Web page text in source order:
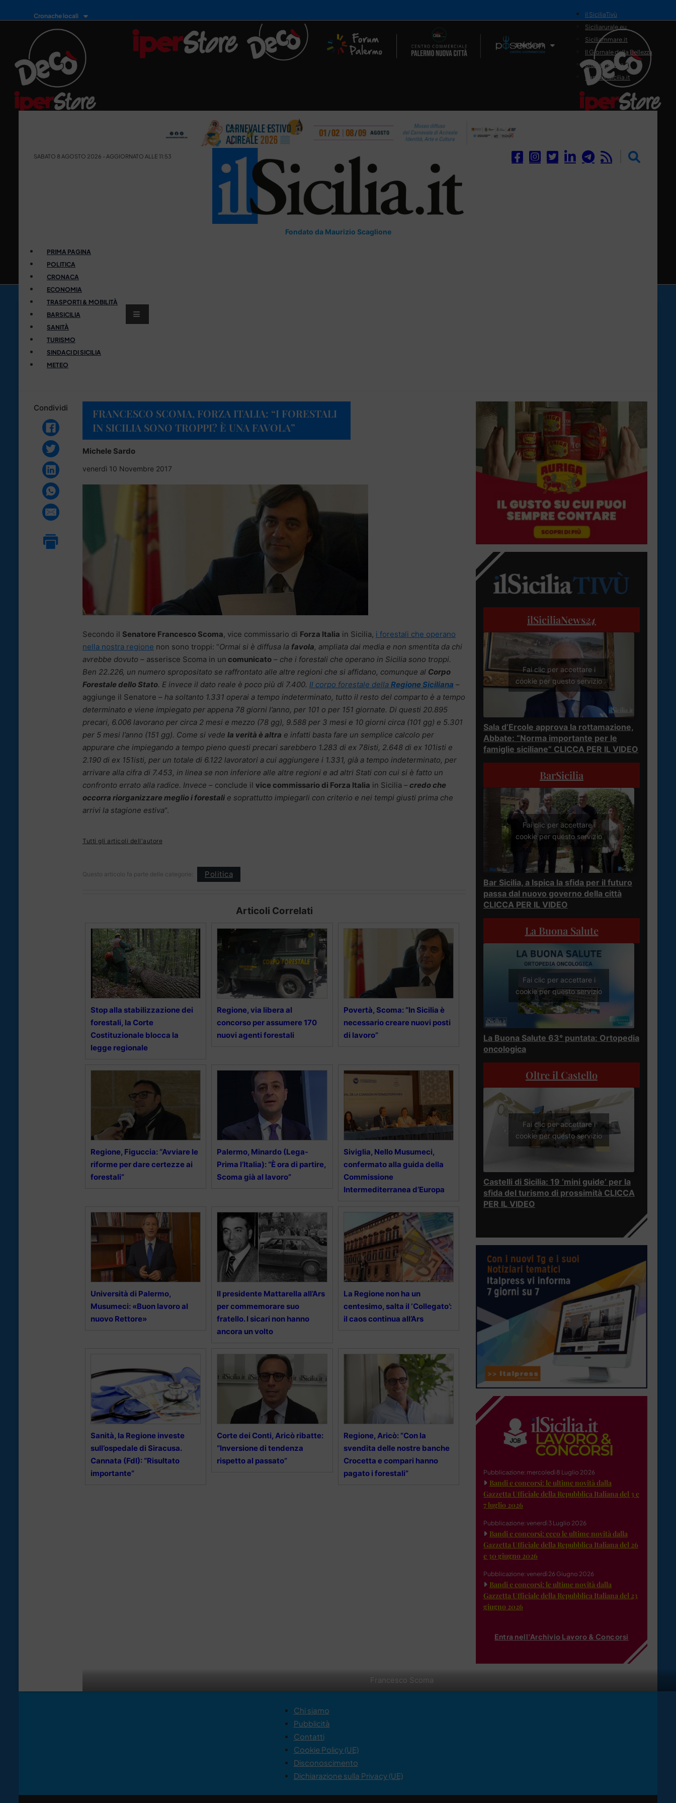
Cronache locali
Il Network
il SiciliaTivù
Siciliarurale.eu
Siciliammare.it
Il Giornale della Bellezza
Siciliamedica.it
Sanitainsicilia.it
SABATO 8 AGOSTO 2026 - AGGIORNATO ALLE 11:53
Fondato da Maurizio Scaglione
PRIMA PAGINA
POLITICA
CRONACA
ECONOMIA
TRASPORTI & MOBILITÀ
BARSICILIA
SANITÀ
TURISMO
SINDACI DI SICILIA
METEO
Condividi
FRANCESCO SCOMA, FORZA ITALIA: “I FORESTALI
IN SICILIA SONO TROPPI? È UNA FAVOLA”
Michele Sardo
venerdì 10 Novembre 2017
Francesco Scoma
Secondo il Senatore Francesco Scoma, vice commissario di Forza Italia in Sicilia, i forestali che operano
nella nostra regione non sono troppi: “Ormai si è diffusa la favola, ampliata dai media e non smentita da chi
avrebbe dovuto – asserisce Scoma in un comunicato – che i forestali che operano in Sicilia sono troppi.
Ben 22.226, un numero spropositato se raffrontato alle altre regioni che si affidano, comunque al Corpo
Forestale dello Stato. E invece il dato reale è poco più di 7.400. Il corpo forestale della Regione Siciliana –
aggiunge il Senatore – ha soltanto 1.331 operai a tempo indeterminato, tutto il resto del comparto è a tempo
determinato e viene impiegato per appena 78 giorni l’anno, per 101 o per 151 giornate. Di questi 20.895
precari, 6.006 lavorano per circa 2 mesi e mezzo (78 gg), 9.588 per 3 mesi e 10 giorni circa (101 gg) e 5.301
per 5 mesi l’anno (151 gg). Come si vede la verità è altra e infatti basta fare un semplice calcolo per
appurare che impiegando a tempo pieno questi precari sarebbero 1.283 di ex 78isti, 2.648 di ex 101isti e
2.190 di ex 151isti, per un totale di 6.122 lavoratori a cui aggiungere i 1.331, già a tempo indeterminato, per
arrivare alla cifra di 7.453, in linea se non inferiore alle altre regioni e ad altri Stati con cui si è fatto un
confronto errato alla radice. Invece – conclude il vice commissario di Forza Italia in Sicilia –credo che
occorra riorganizzare meglio i forestali e soprattutto impiegarli con criterio e nei tempi giusti prima che
arrivi la stagione estiva“.
Tutti gli articoli dell'autore
Questo articolo fa parte delle categorie: Politica
Articoli Correlati
Stop alla stabilizzazione dei
forestali, la Corte
Costituzionale blocca la
legge regionale
Regione, via libera al
concorso per assumere 170
nuovi agenti forestali
Povertà, Scoma: ”In Sicilia è
necessario creare nuovi posti
di lavoro”
Regione, Figuccia: “Avviare le
riforme per dare certezze ai
forestali”
Palermo, Minardo (Lega-
Prima l’Italia): “È ora di partire,
Scoma già al lavoro”
Siviglia, Nello Musumeci,
confermato alla guida della
Commissione
Intermediterranea d’Europa
Università di Palermo,
Musumeci: «Buon lavoro al
nuovo Rettore»
Il presidente Mattarella all’Ars
per commemorare suo
fratello. I sicari non hanno
ancora un volto
La Regione non ha un
centesimo, salta il ‘Collegato’:
il caos continua all’Ars
Sanità, la Regione investe
sull’ospedale di Siracusa.
Cannata (FdI): “Risultato
importante”
Corte dei Conti, Aricò ribatte:
“Inversione di tendenza
rispetto al passato”
Regione, Aricò: ”Con la
svendita delle nostre banche
Crocetta e compari hanno
pagato i forestali”
ilSiciliaNews24
Fai clic per accettare i
cookie per questo servizio
Sala d’Ercole approva la rottamazione,
Abbate: “Norma importante per le
famiglie siciliane” CLICCA PER IL VIDEO
BarSicilia
Fai clic per accettare i
cookie per questo servizio
Bar Sicilia, a Ispica la sfida per il futuro
passa dal nuovo governo della città
CLICCA PER IL VIDEO
La Buona Salute
Fai clic per accettare i
cookie per questo servizio
La Buona Salute 63° puntata: Ortopedia
oncologica
Oltre il Castello
Fai clic per accettare i
cookie per questo servizio
Castelli di Sicilia: 19 ‘mini guide’ per la
sfida del turismo di prossimità CLICCA
PER IL VIDEO
Pubblicazione: mercoledì 8 Luglio 2026
Bandi e concorsi: le ultime novità dalla
Gazzetta Ufficiale della Repubblica Italiana del 3 e
7 luglio 2026
Pubblicazione: venerdì 3 Luglio 2026
Bandi e concorsi: ecco le ultime novità dalla
Gazzetta Ufficiale della Repubblica Italiana del 26
e 30 giugno 2026
Pubblicazione: venerdì 26 Giugno 2026
Bandi e concorsi: le ultime novità dalla
Gazzetta Ufficiale della Repubblica Italiana del 23
giugno 2026
Entra nell'Archivio Lavoro & Concorsi
Chi siamo
Pubblicità
Contatti
Cookie Policy (UE)
Disconoscimento
Dichiarazione sulla Privacy (UE)